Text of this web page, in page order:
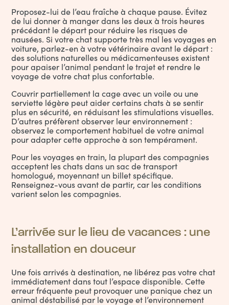
Proposez-lui de l’eau fraîche à chaque pause. Évitez
de lui donner à manger dans les deux à trois heures
précédant le départ pour réduire les risques de
nausées. Si votre chat supporte très mal les voyages en
voiture, parlez-en à votre vétérinaire avant le départ :
des solutions naturelles ou médicamenteuses existent
pour apaiser l’animal pendant le trajet et rendre le
voyage de votre chat plus confortable.
Couvrir partiellement la cage avec un voile ou une
serviette légère peut aider certains chats à se sentir
plus en sécurité, en réduisant les stimulations visuelles.
D’autres préfèrent observer leur environnement :
observez le comportement habituel de votre animal
pour adapter cette approche à son tempérament.
Pour les voyages en train, la plupart des compagnies
acceptent les chats dans un sac de transport
homologué, moyennant un billet spécifique.
Renseignez-vous avant de partir, car les conditions
varient selon les compagnies.
L’arrivée sur le lieu de vacances : une
installation en douceur
Une fois arrivés à destination, ne libérez pas votre chat
immédiatement dans tout l’espace disponible. Cette
erreur fréquente peut provoquer une panique chez un
animal déstabilisé par le voyage et l’environnement